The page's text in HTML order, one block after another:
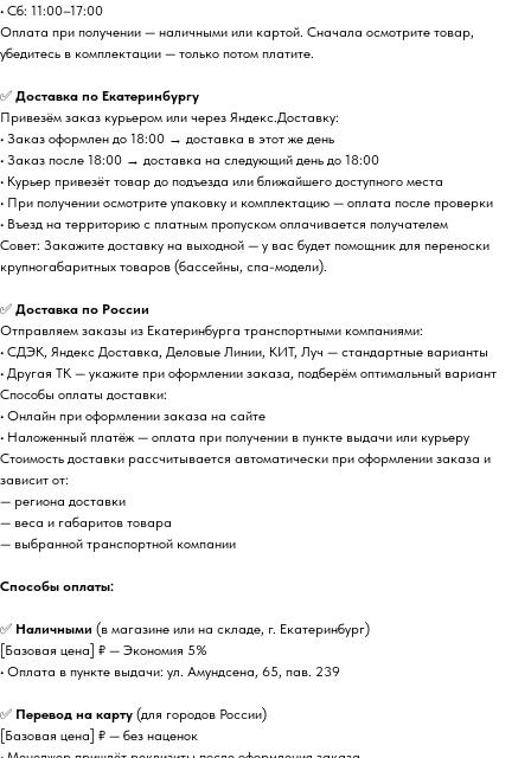
• Сб: 11:00–17:00
Оплата при получении — наличными или картой. Сначала осмотрите товар,
убедитесь в комплектации — только потом платите.
✅ Доставка по Екатеринбургу
Привезём заказ курьером или через Яндекс.Доставку:
• Заказ оформлен до 18:00 → доставка в этот же день
• Заказ после 18:00 → доставка на следующий день до 18:00
• Курьер привезёт товар до подъезда или ближайшего доступного места
• При получении осмотрите упаковку и комплектацию — оплата после проверки
• Въезд на территорию с платным пропуском оплачивается получателем
Совет: Закажите доставку на выходной — у вас будет помощник для переноски
крупногабаритных товаров (бассейны, спа-модели).
✅ Доставка по России
Отправляем заказы из Екатеринбурга транспортными компаниями:
• СДЭК, Яндекс Доставка, Деловые Линии, КИТ, Луч — стандартные варианты
• Другая ТК — укажите при оформлении заказа, подберём оптимальный вариант
Способы оплаты доставки:
• Онлайн при оформлении заказа на сайте
• Наложенный платёж — оплата при получении в пункте выдачи или курьеру
Стоимость доставки рассчитывается автоматически при оформлении заказа и
зависит от:
— региона доставки
— веса и габаритов товара
— выбранной транспортной компании
Способы оплаты:
✅ Наличными (в магазине или на складе, г. Екатеринбург)
[Базовая цена] ₽ — Экономия 5%
• Оплата в пункте выдачи: ул. Амундсена, 65, пав. 239
✅ Перевод на карту (для городов России)
[Базовая цена] ₽ — без наценок